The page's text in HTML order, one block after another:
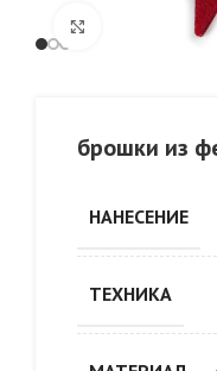
Click to enlarge
брошки из
НАНЕСЕНИЕ
ТЕХНИКА